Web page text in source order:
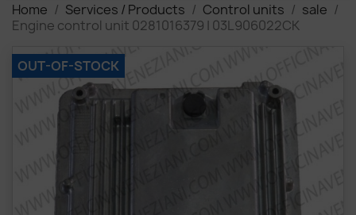
Home Services / Products Control units
sale
Engine control unit 0281016379 | 03L906022CK
OUT-OF-STOCK